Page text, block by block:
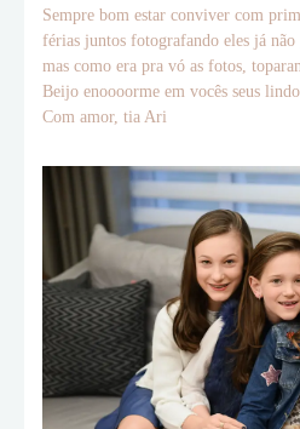
Sempre bom estar conviver com
férias juntos fotografando eles já não
mas como era pra vó as fotos,
Beijo enoooorme em vocês seus
Com amor, tia Ari